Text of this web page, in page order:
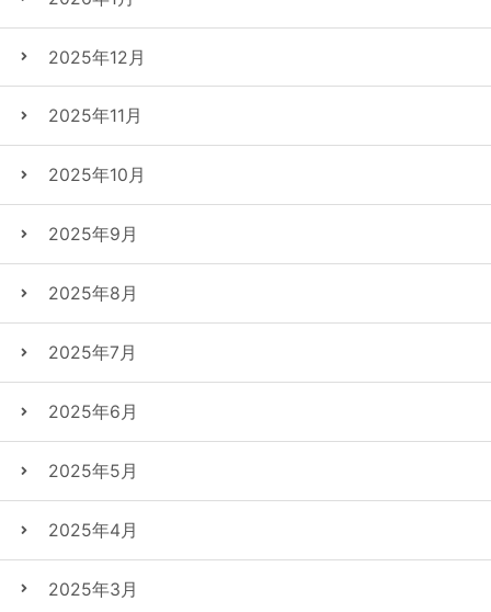
2025年12月
2025年11月
2025年10月
2025年9月
2025年8月
2025年7月
2025年6月
2025年5月
2025年4月
2025年3月